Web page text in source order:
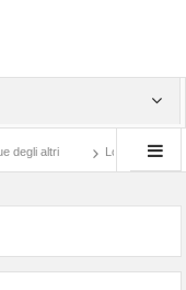
Lotta di classe… tra preti